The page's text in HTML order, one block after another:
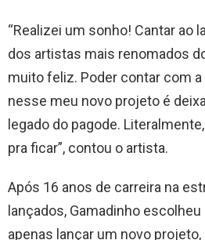
“Realizei um sonho! Cantar ao
dos artistas mais renomados
muito feliz. Poder contar com
nesse meu novo projeto é
legado do pagode.
pra ficar”, contou o artista.
Após 16 anos de carreira na
lançados, Gamadinho
apenas lançar um novo